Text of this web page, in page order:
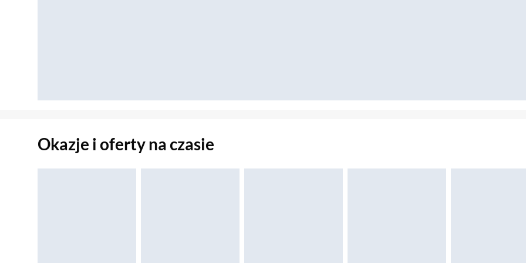
Okazje i oferty na czasie